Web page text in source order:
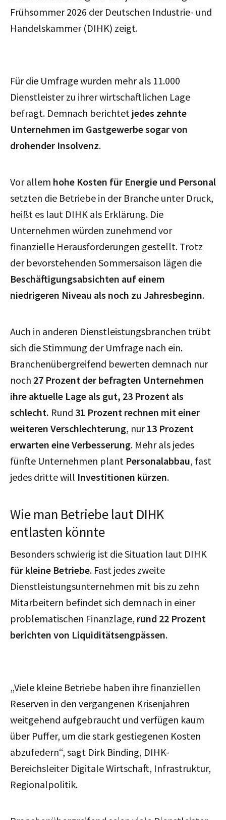
Frühsommer 2026 der Deutschen Industrie- und
Handelskammer (DIHK) zeigt.
Für die Umfrage wurden mehr als 11.000
Dienstleister zu ihrer wirtschaftlichen Lage
befragt. Demnach berichtet jedes zehnte
Unternehmen im Gastgewerbe sogar von
drohender Insolvenz.
Vor allem hohe Kosten für Energie und Personal
setzten die Betriebe in der Branche unter Druck,
heißt es laut DIHK als Erklärung. Die
Unternehmen würden zunehmend vor
finanzielle Herausforderungen gestellt. Trotz
der bevorstehenden Sommersaison lägen die
Beschäftigungsabsichten auf einem
niedrigeren Niveau als noch zu Jahresbeginn.
Auch in anderen Dienstleistungsbranchen trübt
sich die Stimmung der Umfrage nach ein.
Branchenübergreifend bewerten demnach nur
noch 27 Prozent der befragten Unternehmen
ihre aktuelle Lage als gut, 23 Prozent als
schlecht. Rund 31 Prozent rechnen mit einer
weiteren Verschlechterung, nur13 Prozent
erwarten eine Verbesserung. Mehr als jedes
fünfte Unternehmen plant Personalabbau, fast
jedes dritte will Investitionen kürzen.
Wie man Betriebe laut DIHK
entlasten könnte
Besonders schwierig ist die Situation laut DIHK
für kleine Betriebe. Fast jedes zweite
Dienstleistungsunternehmen mit bis zu zehn
Mitarbeitern befindet sich demnach in einer
problematischen Finanzlage, rund 22 Prozent
berichten von Liquiditätsengpässen.
„Viele kleine Betriebe haben ihre finanziellen
Reserven in den vergangenen Krisenjahren
weitgehend aufgebraucht und verfügen kaum
über Puffer, um die stark gestiegenen Kosten
abzufedern“, sagt Dirk Binding, DIHK-
Bereichsleiter Digitale Wirtschaft, Infrastruktur,
Regionalpolitik.